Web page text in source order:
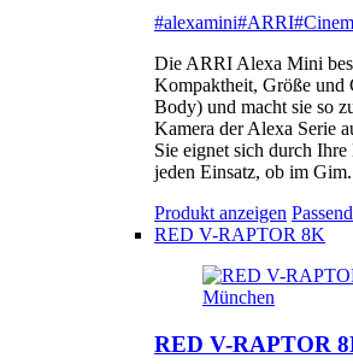
#alexamini#ARRI
Die ARRI Alexa Mini
Kompaktheit, Größe und
Body) und macht sie so
Kamera der Alexa Serie
Sie eignet sich durch
jeden Einsatz, ob im
Produkt anzeigen
RED V-RAPTOR 8K
RED V-RAPTOR